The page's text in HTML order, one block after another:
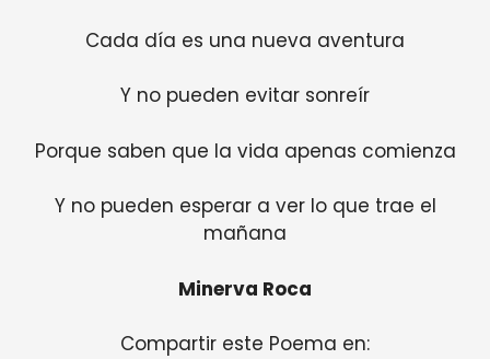
Cada día es una nueva aventura
Y no pueden evitar sonreír
Porque saben que la vida apenas comienza
Y no pueden esperar a ver lo que trae el
mañana
Minerva Roca
Compartir este Poema en: